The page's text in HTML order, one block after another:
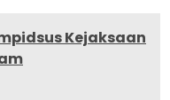
Kejaksaan